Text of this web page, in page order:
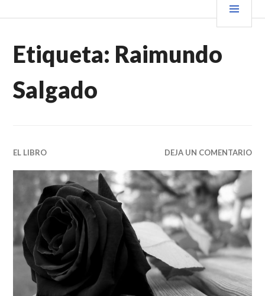
al VENDER+LIBROS NOTICIAS
Etiqueta: Raimundo
Salgado
EL LIBRO DEJA UN COMENTARIO